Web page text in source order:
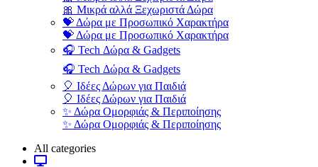
🎀 Μικρά αλλά Ξεχωριστά Δώρα
💝 Δώρα με Προσωπικό Χαρακτήρα
💝 Δώρα με Προσωπικό Χαρακτήρα
🎧 Tech Δώρα & Gadgets
🎧 Tech Δώρα & Gadgets
🎈 Ιδέες Δώρων για Παιδιά
🎈 Ιδέες Δώρων για Παιδιά
✨ Δώρα Ομορφιάς & Περιποίησης
✨ Δώρα Ομορφιάς & Περιποίησης
All categories